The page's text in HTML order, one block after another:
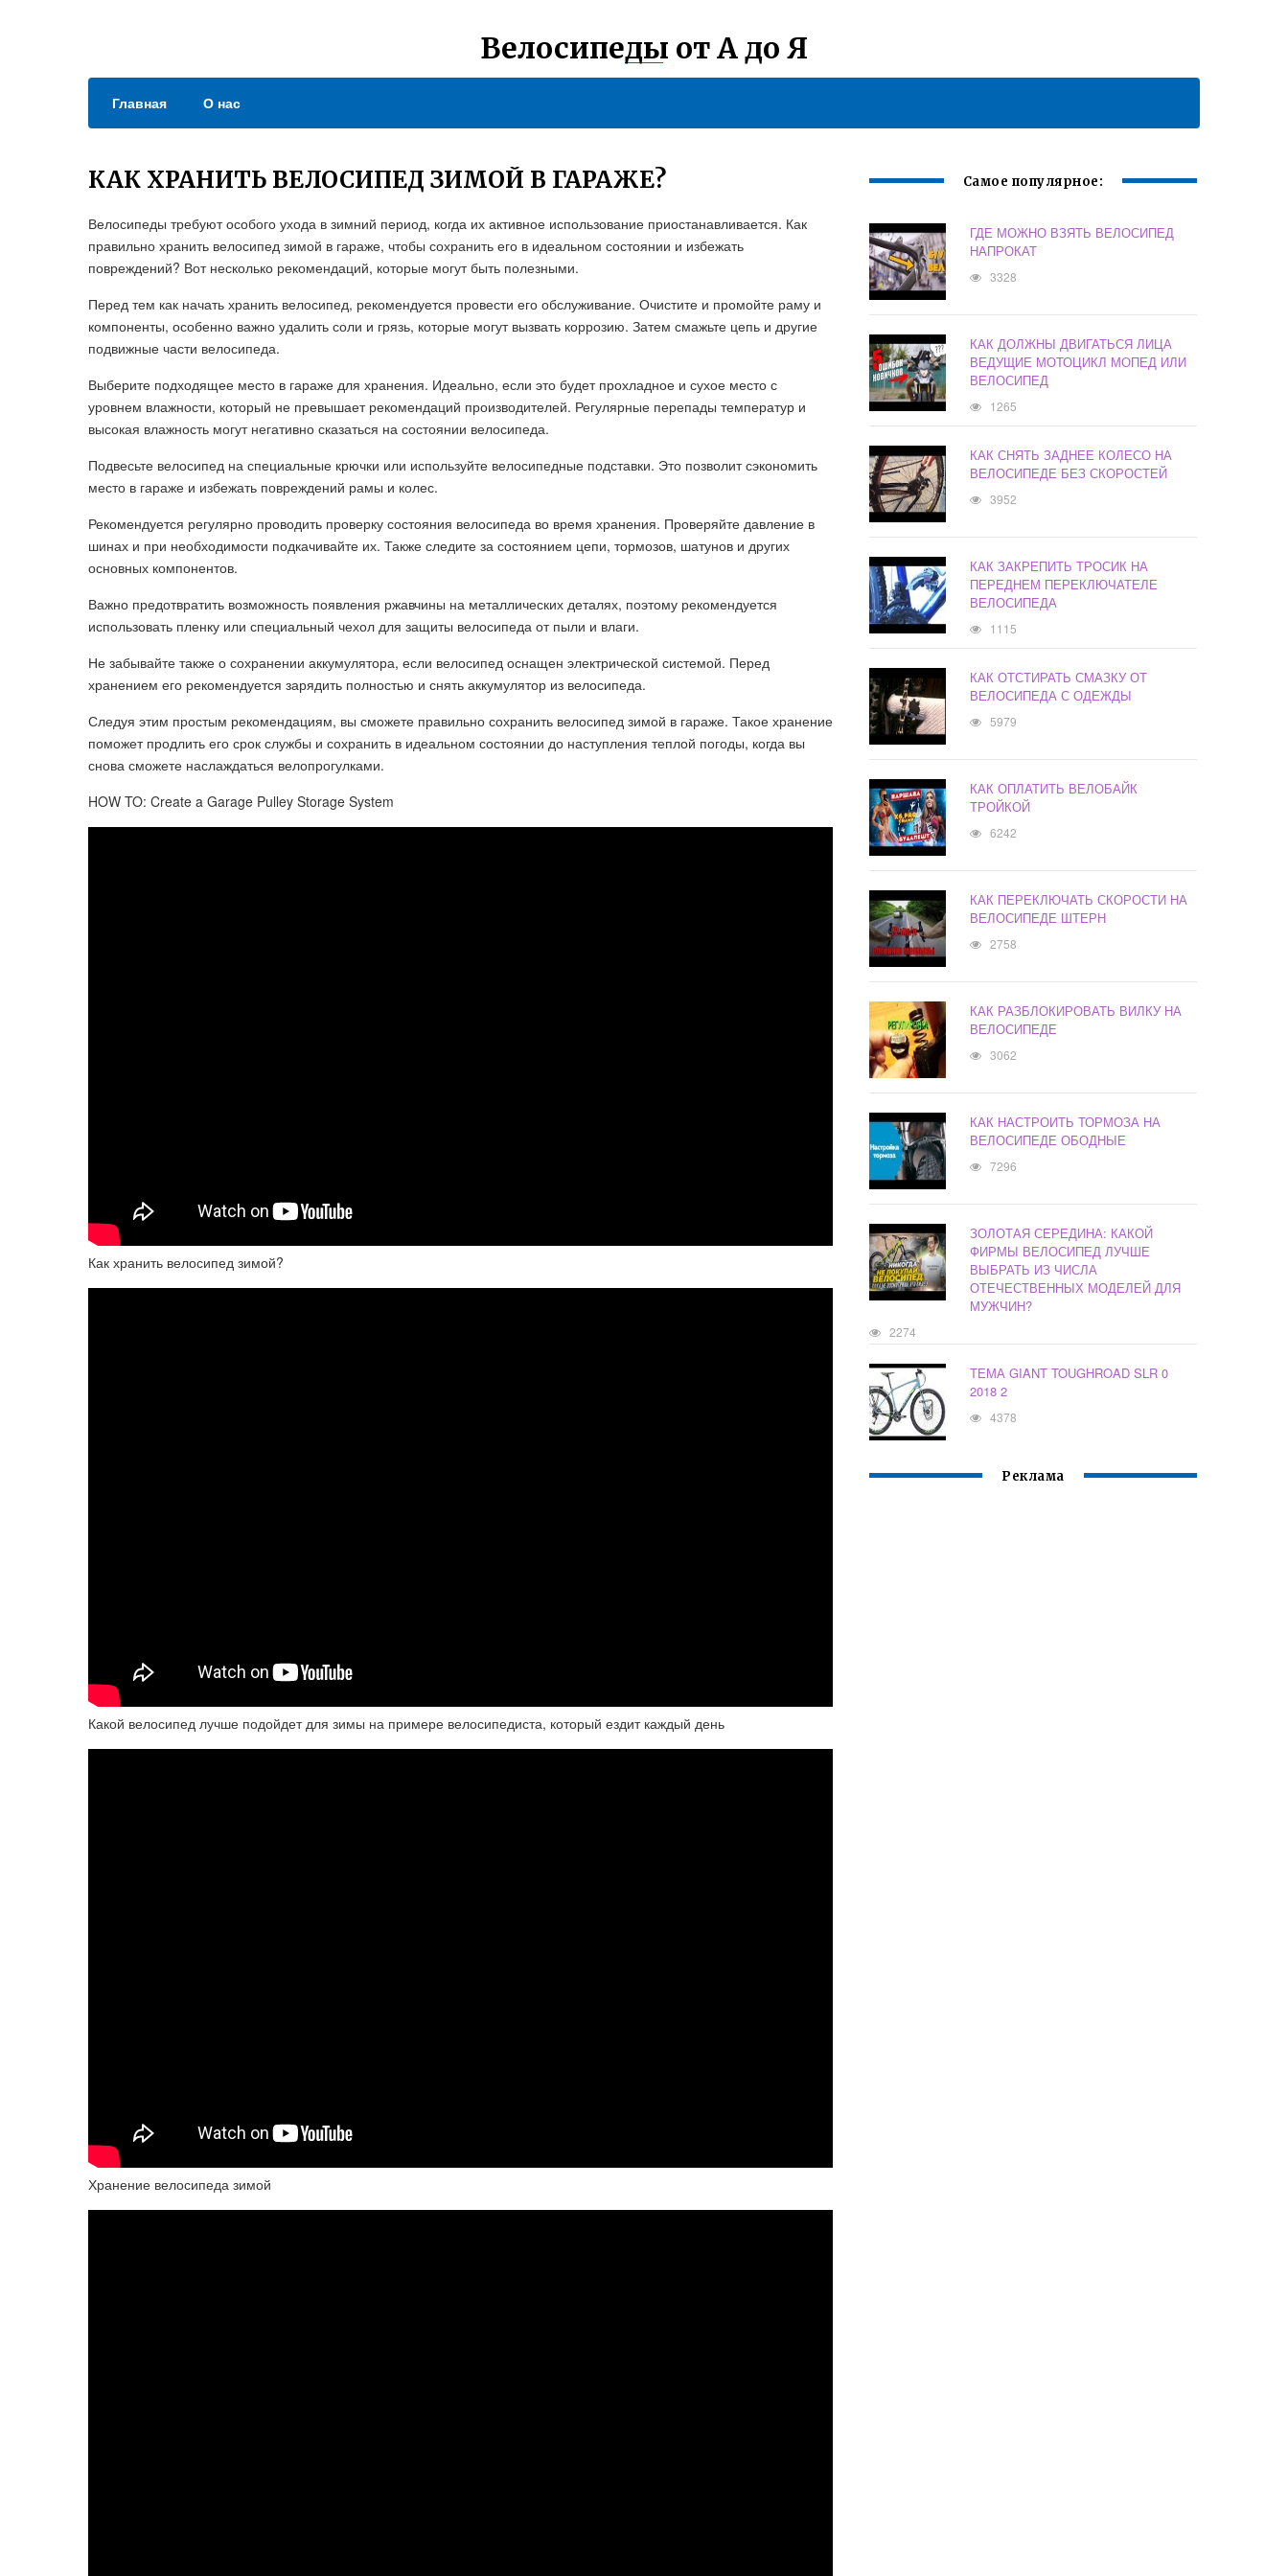
Велосипеды от А до Я
Главная О нас
КАК ХРАНИТЬ ВЕЛОСИПЕД ЗИМОЙ В ГАРАЖЕ?
Велосипеды требуют особого ухода в зимний период, когда их активное использование приостанавливается. Как
правильно хранить велосипед зимой в гараже, чтобы сохранить его в идеальном состоянии и избежать
повреждений? Вот несколько рекомендаций, которые могут быть полезными.
Перед тем как начать хранить велосипед, рекомендуется провести его обслуживание. Очистите и промойте раму и
компоненты, особенно важно удалить соли и грязь, которые могут вызвать коррозию. Затем смажьте цепь и другие
подвижные части велосипеда.
Выберите подходящее место в гараже для хранения. Идеально, если это будет прохладное и сухое место с
уровнем влажности, который не превышает рекомендаций производителей. Регулярные перепады температур и
высокая влажность могут негативно сказаться на состоянии велосипеда.
Подвесьте велосипед на специальные крючки или используйте велосипедные подставки. Это позволит сэкономить
место в гараже и избежать повреждений рамы и колес.
Рекомендуется регулярно проводить проверку состояния велосипеда во время хранения. Проверяйте давление в
шинах и при необходимости подкачивайте их. Также следите за состоянием цепи, тормозов, шатунов и других
основных компонентов.
Важно предотвратить возможность появления ржавчины на металлических деталях, поэтому рекомендуется
использовать пленку или специальный чехол для защиты велосипеда от пыли и влаги.
Не забывайте также о сохранении аккумулятора, если велосипед оснащен электрической системой. Перед
хранением его рекомендуется зарядить полностью и снять аккумулятор из велосипеда.
Следуя этим простым рекомендациям, вы сможете правильно сохранить велосипед зимой в гараже. Такое хранение
поможет продлить его срок службы и сохранить в идеальном состоянии до наступления теплой погоды, когда вы
снова сможете наслаждаться велопрогулками.
HOW TO: Create a Garage Pulley Storage System
Как хранить велосипед зимой?
Какой велосипед лучше подойдет для зимы на примере велосипедиста, который ездит каждый день
Хранение велосипеда зимой
Самое популярное:
ГДЕ МОЖНО ВЗЯТЬ ВЕЛОСИПЕД
НАПРОКАТ
3328
КАК ДОЛЖНЫ ДВИГАТЬСЯ ЛИЦА
ВЕДУЩИЕ МОТОЦИКЛ МОПЕД ИЛИ
ВЕЛОСИПЕД
1265
КАК СНЯТЬ ЗАДНЕЕ КОЛЕСО НА
ВЕЛОСИПЕДЕ БЕЗ СКОРОСТЕЙ
3952
КАК ЗАКРЕПИТЬ ТРОСИК НА
ПЕРЕДНЕМ ПЕРЕКЛЮЧАТЕЛЕ
ВЕЛОСИПЕДА
1115
КАК ОТСТИРАТЬ СМАЗКУ ОТ
ВЕЛОСИПЕДА С ОДЕЖДЫ
5979
КАК ОПЛАТИТЬ ВЕЛОБАЙК
ТРОЙКОЙ
6242
КАК ПЕРЕКЛЮЧАТЬ СКОРОСТИ НА
ВЕЛОСИПЕДЕ ШТЕРН
2758
КАК РАЗБЛОКИРОВАТЬ ВИЛКУ НА
ВЕЛОСИПЕДЕ
3062
КАК НАСТРОИТЬ ТОРМОЗА НА
ВЕЛОСИПЕДЕ ОБОДНЫЕ
7296
ЗОЛОТАЯ СЕРЕДИНА: КАКОЙ
ФИРМЫ ВЕЛОСИПЕД ЛУЧШЕ
ВЫБРАТЬ ИЗ ЧИСЛА
ОТЕЧЕСТВЕННЫХ МОДЕЛЕЙ ДЛЯ
МУЖЧИН?
2274
ТЕМА GIANT TOUGHROAD SLR 0
2018 2
4378
Реклама